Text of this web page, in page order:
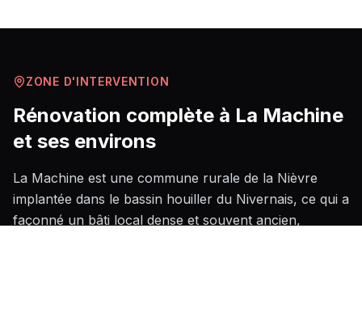
ZONE D'INTERVENTION
Rénovation complète à La Machine
et ses environs
La Machine est une commune rurale de la Nièvre
implantée dans le bassin houiller du Nivernais, ce qui a
façonné un bâti local dense et souvent ancien,